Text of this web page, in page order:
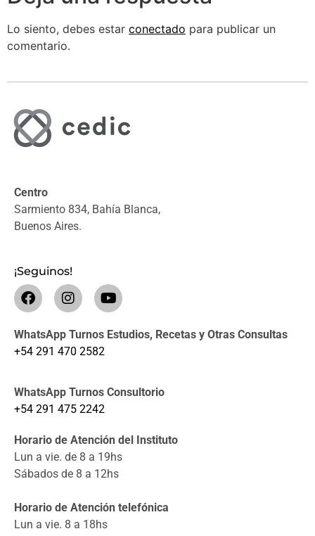
Lo siento, debes estar conectado para publicar un
comentario.
Centro
Sarmiento 834, Bahía Blanca,
Buenos Aires.
¡Seguinos!
WhatsApp Turnos Estudios, Recetas y Otras Consultas
+54 291 470 2582
WhatsApp Turnos Consultorio
+54 291 475 2242
Horario de Atención del Instituto
Lun a vie. de 8 a 19hs
Sábados de 8 a 12hs
Horario de Atención telefónica
Lun a vie. 8 a 18hs